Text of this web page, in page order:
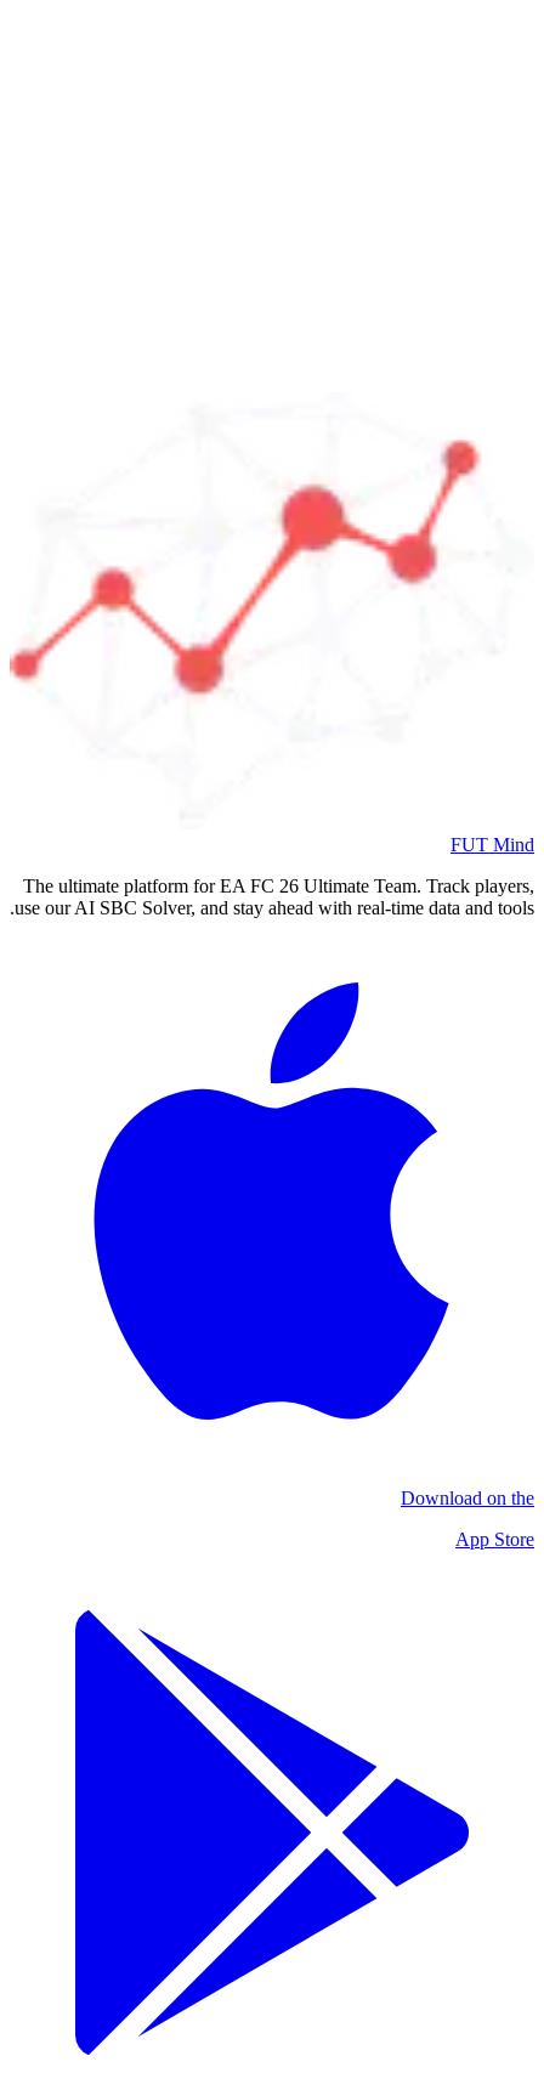
FUT Mind
The ultimate platform for EA FC 26 Ultimate Team. Track players,
use our AI SBC Solver, and stay ahead with real-time data and tools.
Download on the
App Store